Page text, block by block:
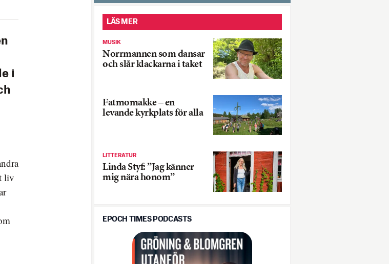
i
liv
LÄS MER
MUSIK
Norrmannen som dansar
och slår klackarna i taket
Fatmomakke – en
levande kyrkplats för alla
LITTERATUR
Linda Styf: ”Jag känner
mig nära honom”
EPOCH TIMES PODCASTS